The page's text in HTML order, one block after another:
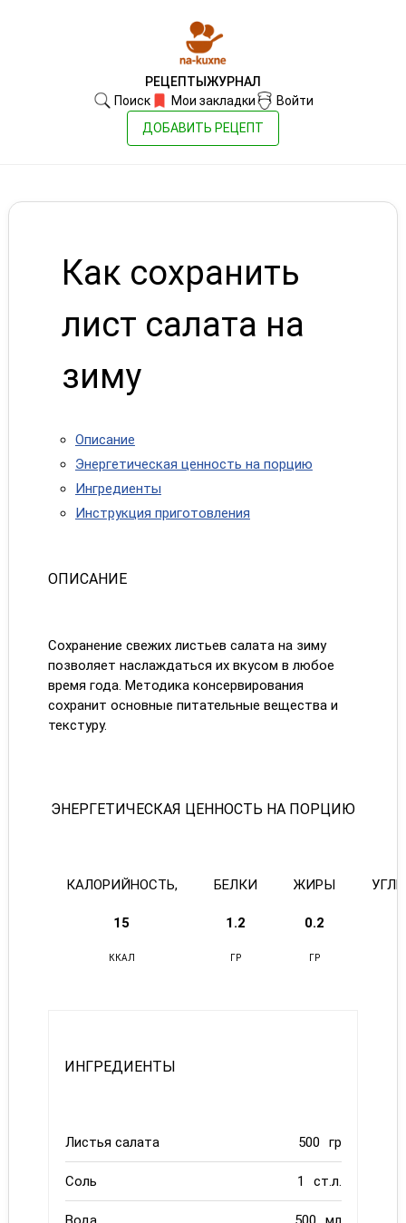
РЕЦЕПТЫ ЖУРНАЛ
Поиск
Мои закладки
Войти
ДОБАВИТЬ РЕЦЕПТ
Как сохранить
лист салата на
зиму
Описание
Энергетическая ценность на порцию
Ингредиенты
Инструкция приготовления
ОПИСАНИЕ
Сохранение свежих листьев салата на зиму
позволяет наслаждаться их вкусом в любое
время года. Методика консервирования
сохранит основные питательные вещества и
текстуру.
ЭНЕРГЕТИЧЕСКАЯ ЦЕННОСТЬ НА ПОРЦИЮ
КАЛОРИЙНОСТЬ, БЕЛКИ ЖИРЫ
15 1.2 0.2
ККАЛ ГР ГР
ИНГРЕДИЕНТЫ
Листья салата 500 гр
Соль 1 ст.л.